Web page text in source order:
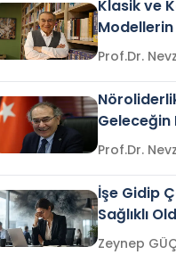
Klasik ve
Modellerin
Liderlik”
Geleceğin
İşe Gidip
Sağlıklı
Gelir mi?